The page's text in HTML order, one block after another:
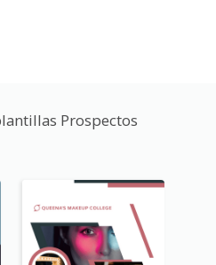
Prospectos